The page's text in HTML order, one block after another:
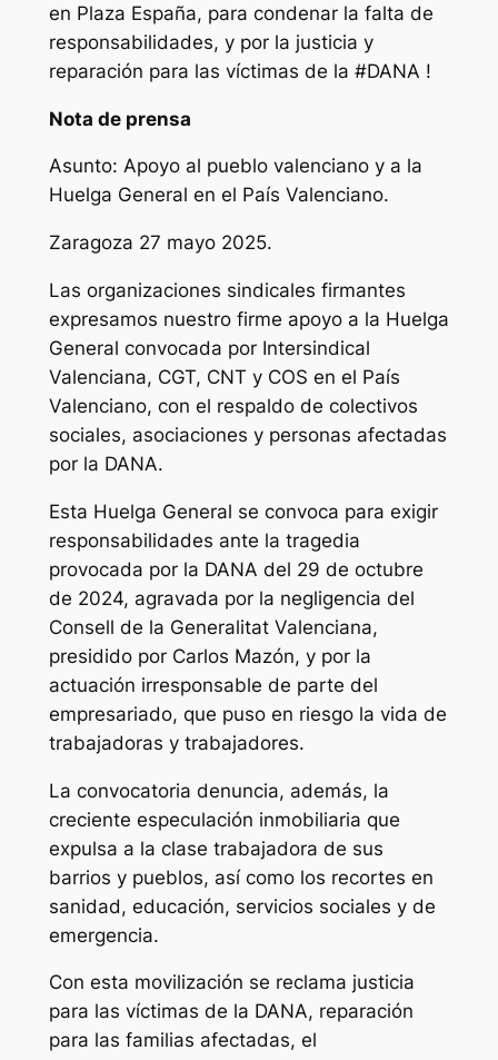
en Plaza España, para condenar la falta de
responsabilidades, y por la justicia y
reparación para las víctimas de la #DANA !
Nota de prensa
Asunto: Apoyo al pueblo valenciano y a la
Huelga General en el País Valenciano.
Zaragoza 27 mayo 2025.
Las organizaciones sindicales firmantes
expresamos nuestro firme apoyo a la Huelga
General convocada por Intersindical
Valenciana, CGT, CNT y COS en el País
Valenciano, con el respaldo de colectivos
sociales, asociaciones y personas afectadas
por la DANA.
Esta Huelga General se convoca para exigir
responsabilidades ante la tragedia
provocada por la DANA del 29 de octubre
de 2024, agravada por la negligencia del
Consell de la Generalitat Valenciana,
presidido por Carlos Mazón, y por la
actuación irresponsable de parte del
empresariado, que puso en riesgo la vida de
trabajadoras y trabajadores.
La convocatoria denuncia, además, la
creciente especulación inmobiliaria que
expulsa a la clase trabajadora de sus
barrios y pueblos, así como los recortes en
sanidad, educación, servicios sociales y de
emergencia.
Con esta movilización se reclama justicia
para las víctimas de la DANA, reparación
para las familias afectadas, el